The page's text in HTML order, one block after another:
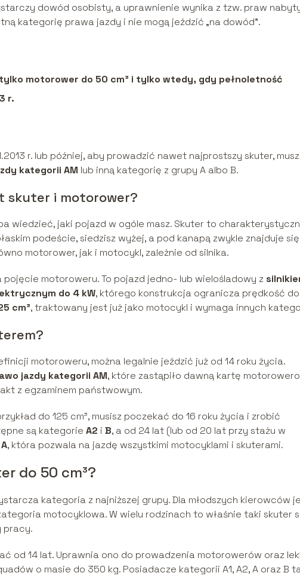
dowód osobisty, a uprawnienie wynika z tzw. praw
kategorię prawa jazdy i nie mogą jeździć „na dowód”.
motorower do 50 cm³ i tylko wtedy, gdy pełnoletność
r.
r. lub później, aby prowadzić nawet najprostszy skuter,
kategorii AM lub inną kategorię z grupy A albo B.
skuter i motorower?
wiedzieć, jaki pojazd w ogóle masz. Skuter to
podeście, siedzisz wyżej, a pod kanapą zwykle znajduje się
motorower, jak i motocykl, zależnie od silnika.
motoroweru. To pojazd jedno- lub wielośladowy z
do 4 kW, którego konstrukcja ogranicza prędkość do
cm³, traktowany jest już jako motocykl i wymaga innych
motoroweru, można legalnie jeździć już od 14 roku życia.
jazdy kategorii AM, które zastąpiło dawną kartę
z egzaminem państwowym.
do 125 cm³, musisz poczekać do 16 roku życia i zrobić
są kategorie A2 i B, a od 24 lat (lub od 20 lat przy stażu w
, która pozwala na jazdę wszystkimi motocyklami i skuterami.
do 50 cm³?
kategoria z najniższej grupy. Dla młodszych kierowców
motocyklowa. W wielu rodzinach to właśnie taki skuter
pracy.
od 14 lat. Uprawnia ono do prowadzenia motorowerów oraz
o masie do 350 kg. Posiadacze kategorii A1, A2, A oraz B